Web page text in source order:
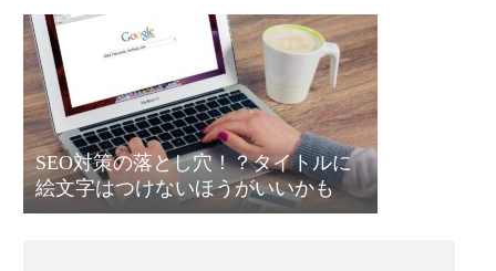
択肢もあります！
SEO対策の落とし穴！？タイトルに
絵文字はつけないほうがいいかも